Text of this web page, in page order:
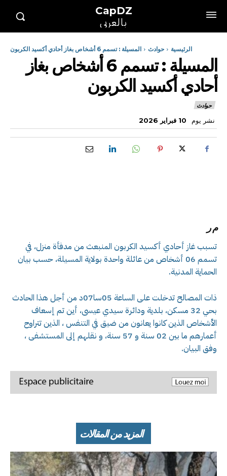
CapDZ
بالعربي
الرئيسية حوادث المسيلة : تسمم 6 أشخاص بغاز أحادي أكسيد الكربون
المسيلة : تسمم 6 أشخاص بغاز
أحادي أكسيد الكربون
حوادث
نشر يوم 10 فبراير 2026
م ر
تسبب غاز أحادي أكسيد الكربون المنبعث من مدفأة منزل، في
تسمم 06 أشخاص من عائلة واحدة بولاية المسيلة، حسب بيان
الحماية المدنية.
ذات المصالح تدخلت على الساعة 05سا07د من أجل هذا الحادث
بحي 32 مسكن، بلدية ودائرة سيدي عيسى، أين تم إسعاف
الأشخاص الذين كانوا يعانون من ضيق في التنفس ، الذين تتراوح
أعمارهم ما بين 02 سنة و 57 سنة، و نقلهم إلى المستشفى ،
وفق البيان.
المزيد من المقالات